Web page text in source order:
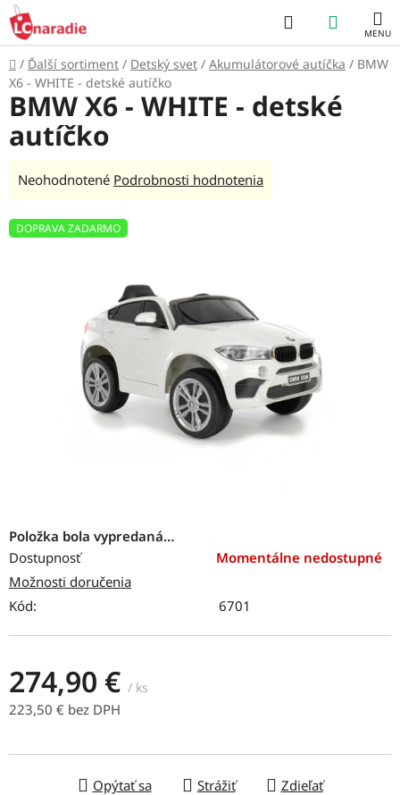
Prejsť
na
obsah
Hľadať
KOŠÍK
Domov
/ Ďalší sortiment / Detský svet / Akumulátorové autíčka / BMW
X6 - WHITE - detské autíčko
Položka bola vypredaná…
Dostupnosť
Momentálne nedostupné
Možnosti doručenia
Kód:
6701
274,90 € / ks
223,50 € bez DPH
Opýtať sa Strážiť Zdieľať
BMW X6 - WHITE - detské
autíčko
Priemerné
produktu
hviezdičiek.
Neohodnotené Podrobnosti hodnotenia
DOPRAVA ZADARMO